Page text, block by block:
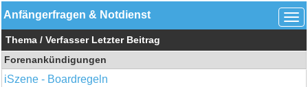
Anfängerfragen & Notdienst
Thema /Verfasser Letzter Beitrag
Forenankündigungen
iSzene - Boardregeln